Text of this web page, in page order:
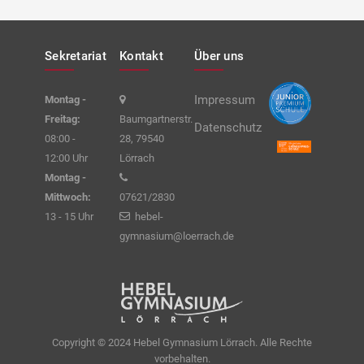
Sekretariat
Montag -
Freitag:
08:00 -
12:00 Uhr
Montag -
Mittwoch:
13 - 15 Uhr
Kontakt
Baumgartnerstr.
28, 79540
Lörrach
07621/2830
hebel-
gymnasium@loerrach.de
Über uns
Impressum
Datenschutz
Copyright © 2024 Hebel Gymnasium Lörrach. Alle Rechte
vorbehalten.